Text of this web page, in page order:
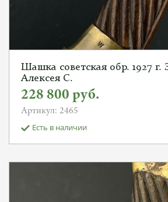
Шашка советская обр. 1927 г.
Алексея С.
228 800 руб.
Артикул: 2465
Есть в наличии